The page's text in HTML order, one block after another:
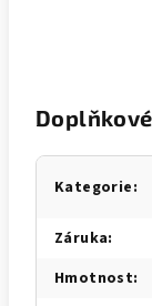
Kategorie:
Záruka:
Hmotnost: